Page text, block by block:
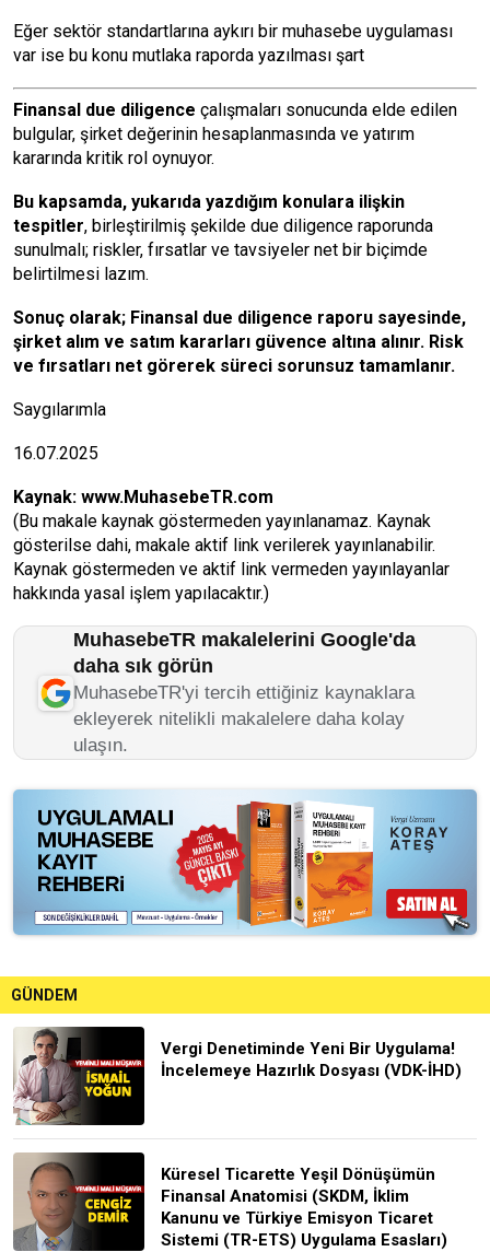
Eğer sektör standartlarına aykırı bir muhasebe uygulaması
var ise bu konu mutlaka raporda yazılması şart
Finansal due diligence çalışmaları sonucunda elde edilen
bulgular, şirket değerinin hesaplanmasında ve yatırım
kararında kritik rol oynuyor.
Bu kapsamda, yukarıda yazdığım konulara ilişkin
tespitler, birleştirilmiş şekilde due diligence raporunda
sunulmalı; riskler, fırsatlar ve tavsiyeler net bir biçimde
belirtilmesi lazım.
Sonuç olarak; Finansal due diligence raporu sayesinde,
şirket alım ve satım kararları güvence altına alınır. Risk
ve fırsatları net görerek süreci sorunsuz tamamlanır.
Saygılarımla
16.07.2025
Kaynak: www.MuhasebeTR.com
(Bu makale kaynak göstermeden yayınlanamaz. Kaynak
gösterilse dahi, makale aktif link verilerek yayınlanabilir.
Kaynak göstermeden ve aktif link vermeden yayınlayanlar
hakkında yasal işlem yapılacaktır.)
MuhasebeTR makalelerini Google'da
daha sık görün
MuhasebeTR'yi tercih ettiğiniz kaynaklara
ekleyerek nitelikli makalelere daha kolay
ulaşın.
GÜNDEM
Vergi Denetiminde Yeni Bir Uygulama!
İncelemeye Hazırlık Dosyası (VDK-İHD)
Küresel Ticarette Yeşil Dönüşümün
Finansal Anatomisi (SKDM, İklim
Kanunu ve Türkiye Emisyon Ticaret
Sistemi (TR-ETS) Uygulama Esasları)